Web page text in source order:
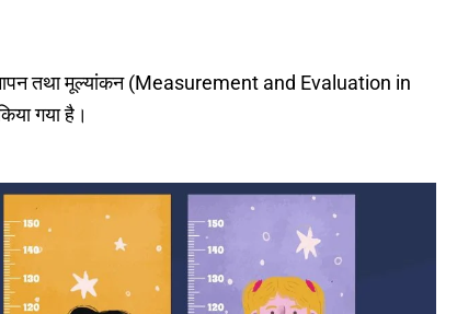
तथा मूल्यांकन (Measurement and Evaluation in
गया है।